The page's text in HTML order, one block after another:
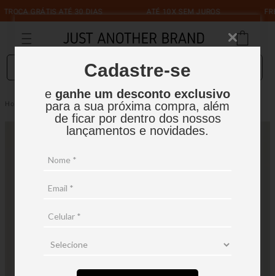
Cadastre-se
e ganhe um desconto exclusivo
para a sua próxima compra, além
de ficar por dentro dos nossos
lançamentos e novidades.
GRÁTIS ATÉ 30 DIAS ATÉ 10X SEM JUROS
O que você está procurando?
Feminino Calças Calça Cenoura com Cós Largo e Bolsos